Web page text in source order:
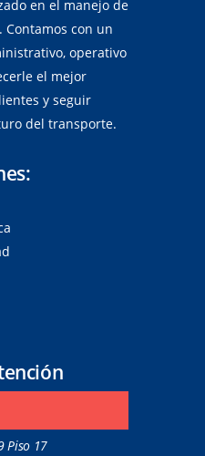
en el manejo de
con un
operativo
el mejor
y seguir
del transporte.
Piso 17